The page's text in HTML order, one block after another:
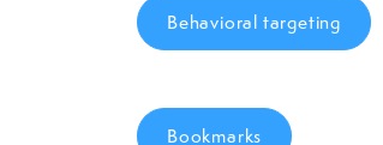
Behavioral targeting
Bookmarks